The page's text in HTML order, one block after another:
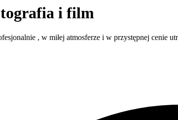
i film
Fly Camera to rodzinny team , który profesjonalnie , w miłej